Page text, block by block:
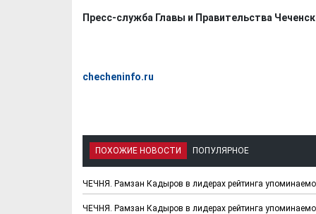
Пресс-служба Главы и Правительства
checheninfo.ru
ПОХОЖИЕ НОВОСТИ ПОПУЛЯРНОЕ
ЧЕЧНЯ. Рамзан Кадыров в лидерах рейтинга
ЧЕЧНЯ. Рамзан Кадыров в лидерах рейтинга